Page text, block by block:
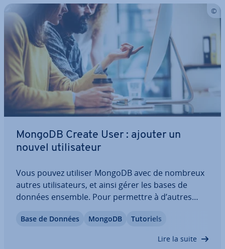
MongoDB Create User : ajouter un
nouvel uti­li­sa­teur
Vous pouvez utiliser MongoDB avec de nombreux
autres uti­li­sa­teurs, et ainsi gérer les bases de
données ensemble. Pour permettre à d’autres
utilisez MongoDB Create User. Nous vous ex­pli­
Base de Données MongoDB Tutoriels
Lire la suite